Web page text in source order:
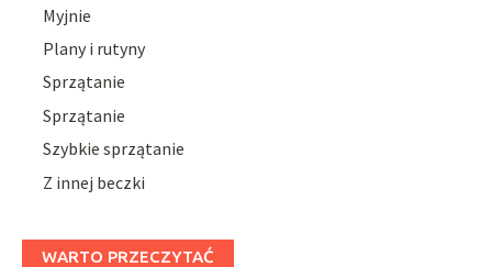
Myjnie
Plany i rutyny
Sprzątanie
Sprzątanie
Szybkie sprzątanie
Z innej beczki
WARTO PRZECZYTAĆ